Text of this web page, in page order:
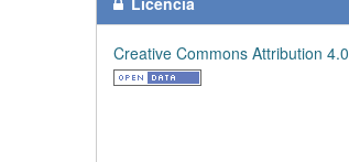
Creative Commons Attribution 4.0